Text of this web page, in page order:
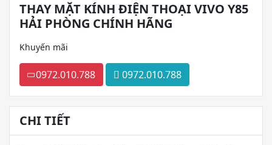
THAY MẶT KÍNH ĐIỆN THOẠI VIVO Y85
HẢI PHÒNG CHÍNH HÃNG
Khuyến mãi
0972.010.788 0972.010.788
CHI TIẾT